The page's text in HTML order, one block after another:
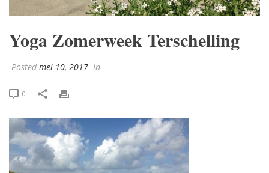
Yoga Zomerweek Terschelling
Posted mei 10, 2017 In
0